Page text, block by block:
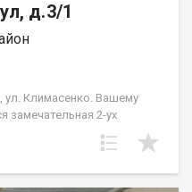
д.3/1
ул. Климасенко. Вашему
замечательная 2-ух
р-не. Особенностью данной
но не